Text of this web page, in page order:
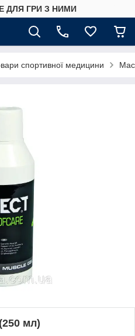
ДЛЯ ГРИ З НИМИ
спортивної медицини
мл)